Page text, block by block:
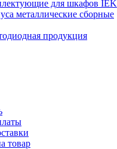
для шкафов IEK
металлические сборные
продукция
товар